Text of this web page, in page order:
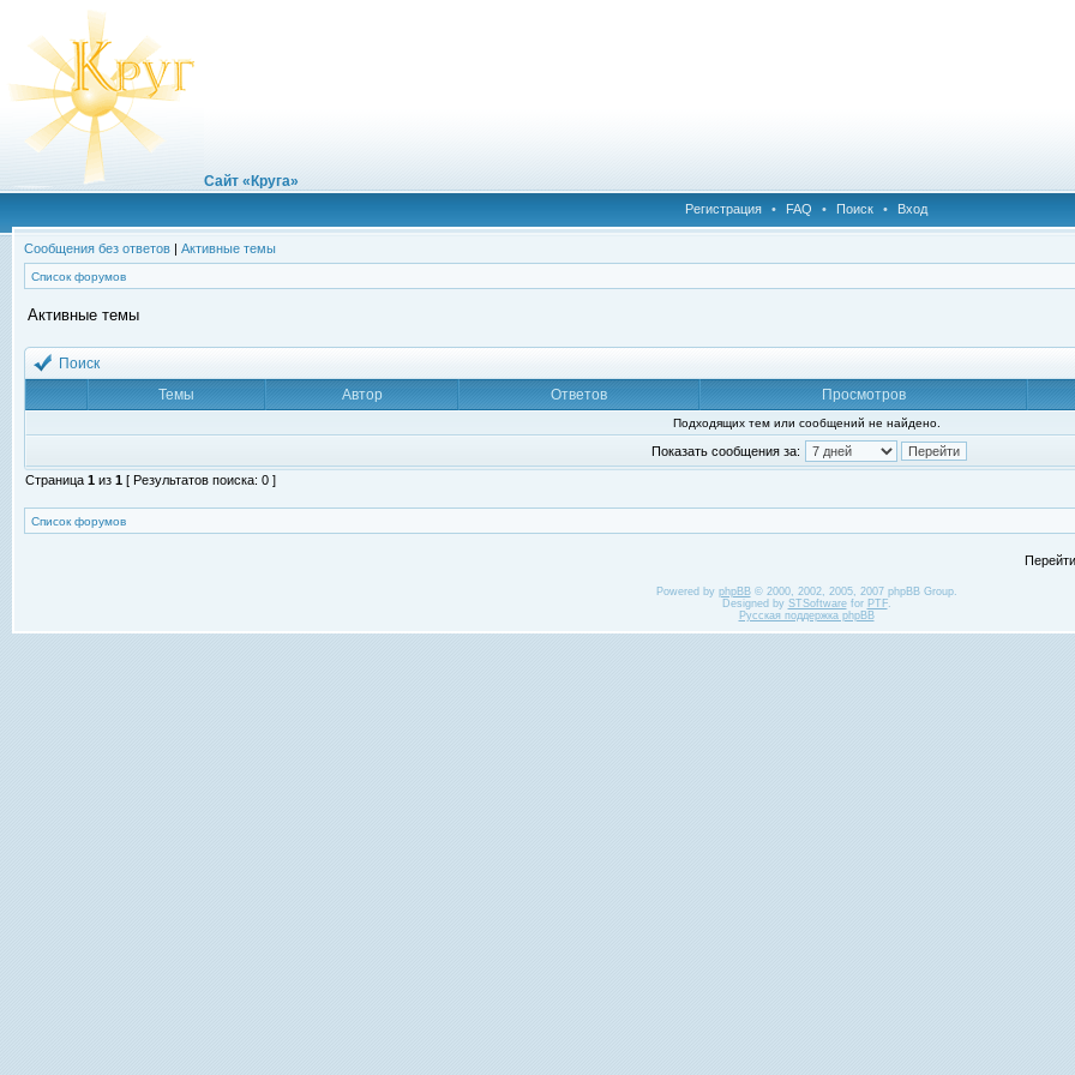
Сайт «Круга»
Регистрация • FAQ • Поиск • Вход
Сообщения без ответов | Активные темы
Список форумов
Активные темы
Поиск
Темы
Автор Ответов Просмотров
Подходящих тем или сообщений не найдено.
Показать сообщения за:
Страница 1 из 1 [ Результатов поиска: 0 ]
Список форумов
Powered by phpBB© 2000, 2002, 2005, 2007 phpBB Group.
Designed by STSoftwarefor PTF.
Русская поддержка phpBB